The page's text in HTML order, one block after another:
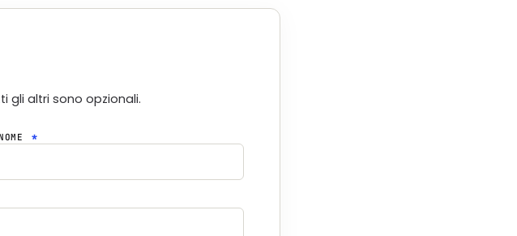
gli altri sono opzionali.
*